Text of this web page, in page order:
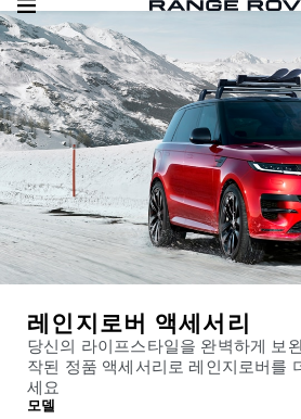
레인지로버 액세서리
당신의 라이프스타일을 완벽하게 보
작된 정품 액세서리로 레인지로버를
세요
모델